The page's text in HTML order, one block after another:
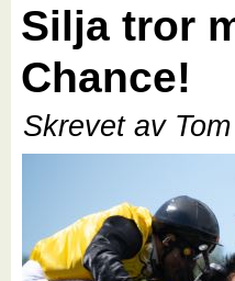
Silja tror
Chance!
Skrevet av